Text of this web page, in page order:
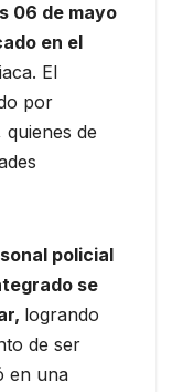
06 de mayo
en el
El
por
de
policial
se
logrando
de ser
en una